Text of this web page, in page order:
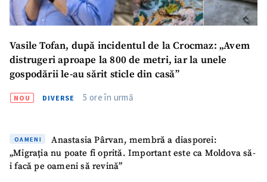
Vasile Tofan, după incidentul de la Crocmaz: „Avem
distrugeri aproape la 800 de metri, iar la unele
gospodării le-au sărit sticle din casă”
NOU DIVERSE 5 ore în urmă
OAMENI
Anastasia Pârvan, membră a diasporei:
„Migrația nu poate fi oprită. Important este ca Moldova să-
i facă pe oameni să revină”
ȘTIREA MEA
Titlu știre
+ Adaugă titlu
Link media
+ Link media